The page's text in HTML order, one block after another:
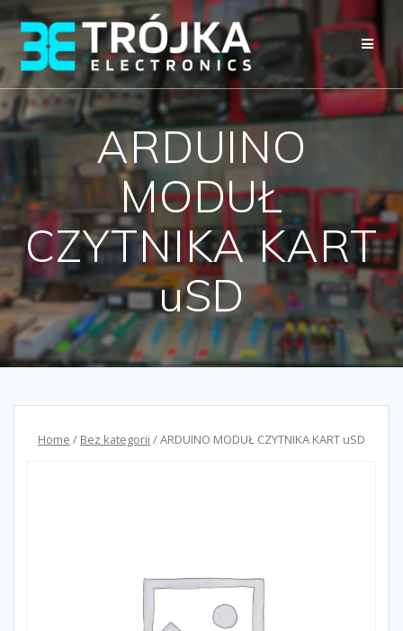
Przejdź
do
treści
ARDUINO
MODUŁ
CZYTNIKA KART
uSD
Home / Bez kategorii / ARDUINO MODUŁ CZYTNIKA KART uSD